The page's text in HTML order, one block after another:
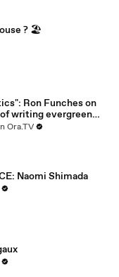
? 🏖️
Ron Funches on
writing evergreen
Ora.TV
Naomi Shimada